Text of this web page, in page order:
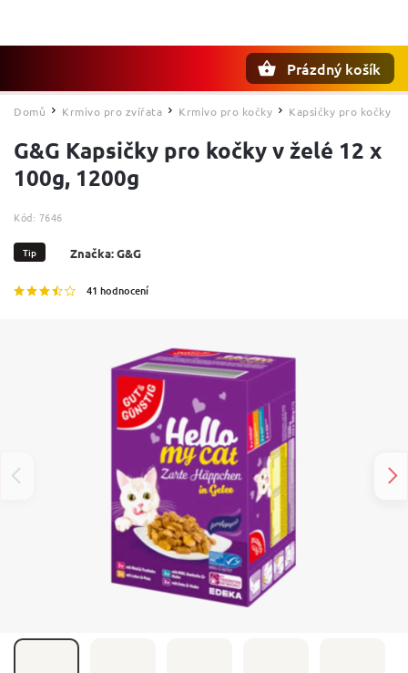
Prázdný košík
Domů / Krmivo pro zvířata / Krmivo pro kočky / Kapsičky pro kočky
G&G Kapsičky pro kočky v želé 12 x
100g, 1200g
Kód: 7646
Tip
41 hodnocení
Značka:G&G